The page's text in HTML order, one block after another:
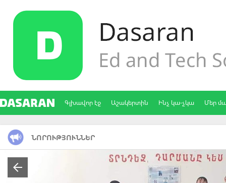
Գլխավոր էջ Աշակերտին Ինչ կա-չկա Մեր
ՆՈՐՈՒԹՅՈՒՆՆԵՐ